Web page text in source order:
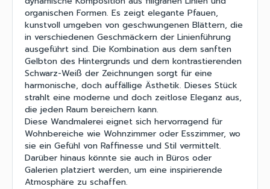
organischen Formen. Es zeigt elegante Pfauen,
kunstvoll umgeben von geschwungenen Blättern, die
in verschiedenen Geschmäckern der Linienführung
ausgeführt sind. Die Kombination aus dem sanften
Gelbton des Hintergrunds und dem kontrastierenden
Schwarz-Weiß der Zeichnungen sorgt für eine
harmonische, doch auffällige Ästhetik. Dieses Stück
strahlt eine moderne und doch zeitlose Eleganz aus,
die jeden Raum bereichern kann.
Diese Wandmalerei eignet sich hervorragend für
Wohnbereiche wie Wohnzimmer oder Esszimmer, wo
sie ein Gefühl von Raffinesse und Stil vermittelt.
Darüber hinaus könnte sie auch in Büros oder
Galerien platziert werden, um eine inspirierende
Atmosphäre zu schaffen.